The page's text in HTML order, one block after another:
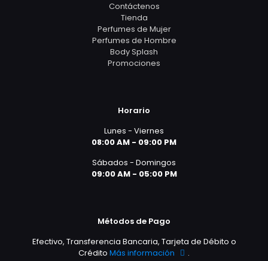
Contáctenos
Tienda
Perfumes de Mujer
Perfumes de Hombre
Body Splash
Promociones
Horario
Lunes - Viernes
08:00 AM - 09:00 PM
Sábados - Domingos
09:00 AM - 05:00 PM
Métodos de Pago
Efectivo, Transferencia Bancaria, Tarjeta de Débito o
CréditoMás información .